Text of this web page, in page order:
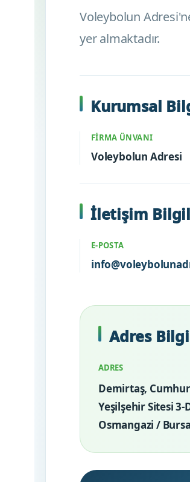
Voleybolun
yer almaktadır.
Kurumsal
FIRMA ÜNVANI
Voleybolun Adresi
İletişim
E-POSTA
Adres
ADRES
Demirtaş,
Yeşilşehir Sitesi 3-
Osmangazi / Bursa